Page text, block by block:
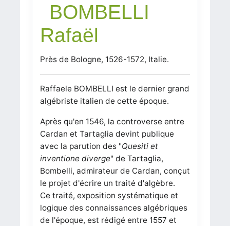
BOMBELLI
Rafaël
Près de Bologne, 1526-1572, Italie.
Raffaele BOMBELLI est le dernier grand
algébriste italien de cette époque.
Après qu'en 1546, la controverse entre
Cardan et Tartaglia devint publique
avec la parution des "Quesiti et
inventione diverge" de Tartaglia,
Bombelli, admirateur de Cardan, conçut
le projet d'écrire un traité d'algèbre.
Ce traité, exposition systématique et
logique des connaissances algébriques
de l'époque, est rédigé entre 1557 et